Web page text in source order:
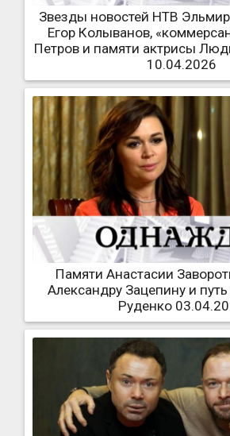
Звезды новостей НТВ
Егор Колыванов,
Петров и памяти актрисы
10.04.2026
Памяти Анастасии
Александру Зацепину и
Руденко